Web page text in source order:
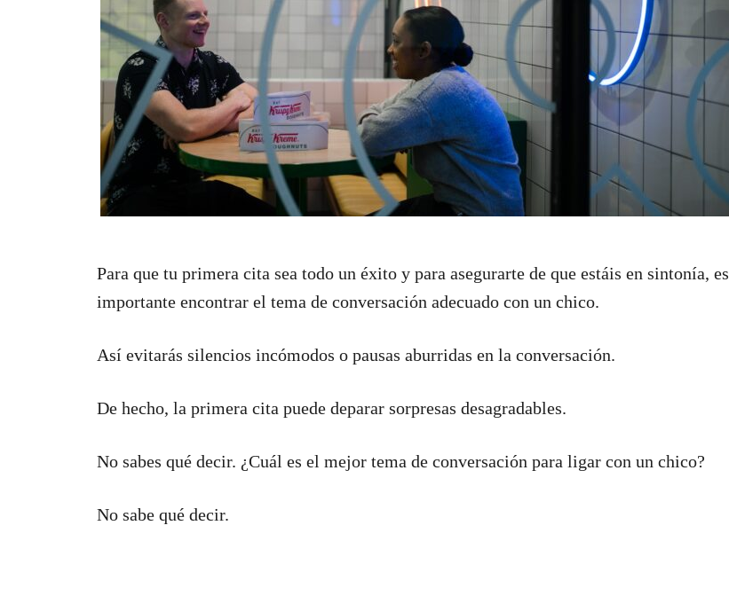
Para que tu primera cita sea todo un éxito y para asegurarte de que estáis en sintonía, es
importante encontrar el tema de conversación adecuado con un chico.
Así evitarás silencios incómodos o pausas aburridas en la conversación.
De hecho, la primera cita puede deparar sorpresas desagradables.
No sabes qué decir. ¿Cuál es el mejor tema de conversación para ligar con un chico?
No sabe qué decir.